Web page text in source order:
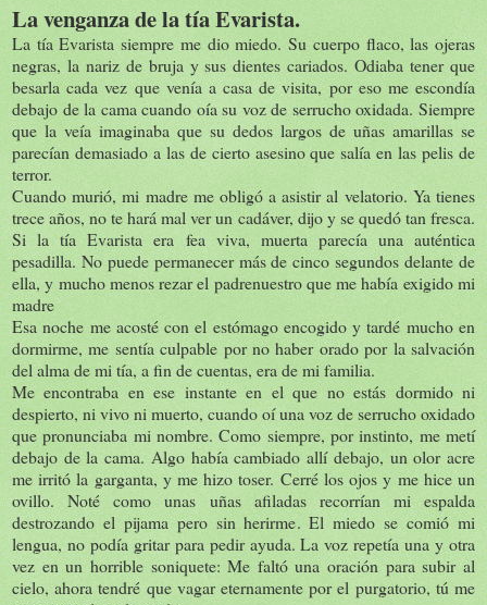
La venganza de la tía Evarista.
La tía Evarista siempre me dio miedo. Su cuerpo flaco, las ojeras
negras, la nariz de bruja y sus dientes cariados. Odiaba tener que
besarla cada vez que venía a casa de visita, por eso me escondía
debajo de la cama cuando oía su voz de serrucho oxidada. Siempre
que la veía imaginaba que su dedos largos de uñas amarillas se
parecían demasiado a las de cierto asesino que salía en las pelis de
terror.
Cuando murió, mi madre me obligó a asistir al velatorio. Ya tienes
trece años, no te hará mal ver un cadáver, dijo y se quedó tan fresca.
Si la tía Evarista era fea viva, muerta parecía una auténtica
pesadilla. No puede permanecer más de cinco segundos delante de
ella, y mucho menos rezar el padrenuestro que me había exigido mi
madre
Esa noche me acosté con el estómago encogido y tardé mucho en
dormirme, me sentía culpable por no haber orado por la salvación
del alma de mi tía, a fin de cuentas, era de mi familia.
Me encontraba en ese instante en el que no estás dormido ni
despierto, ni vivo ni muerto, cuando oí una voz de serrucho oxidado
que pronunciaba mi nombre. Como siempre, por instinto, me metí
debajo de la cama. Algo había cambiado allí debajo, un olor acre
me irritó la garganta, y me hizo toser. Cerré los ojos y me hice un
ovillo. Noté como unas uñas afiladas recorrían mi espalda
destrozando el pijama pero sin herirme. El miedo se comió mi
lengua, no podía gritar para pedir ayuda. La voz repetía una y otra
vez en un horrible soniquete: Me faltó una oración para subir al
cielo, ahora tendré que vagar eternamente por el purgatorio, tú me